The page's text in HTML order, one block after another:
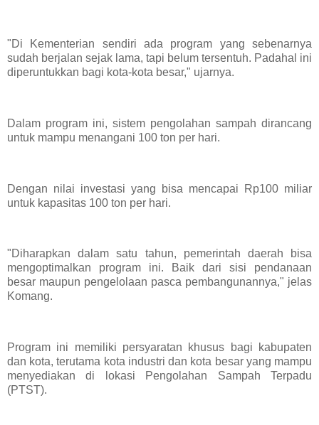
"Di Kementerian sendiri ada program yang sebenarnya
sudah berjalan sejak lama, tapi belum tersentuh. Padahal ini
diperuntukkan bagi kota-kota besar," ujarnya.
Dalam program ini, sistem pengolahan sampah dirancang
untuk mampu menangani 100 ton per hari.
Dengan nilai investasi yang bisa mencapai Rp100 miliar
untuk kapasitas 100 ton per hari.
"Diharapkan dalam satu tahun, pemerintah daerah bisa
mengoptimalkan program ini. Baik dari sisi pendanaan
besar maupun pengelolaan pasca pembangunannya," jelas
Komang.
Program ini memiliki persyaratan khusus bagi kabupaten
dan kota, terutama kota industri dan kota besar yang mampu
menyediakan di lokasi Pengolahan Sampah Terpadu
(PTST).